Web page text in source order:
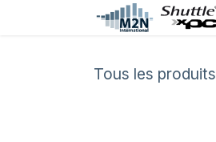
Se rendre au contenu
Tous les produits